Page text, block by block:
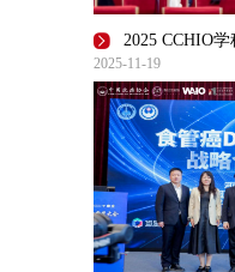
2025 CCHIO
2025-11-19